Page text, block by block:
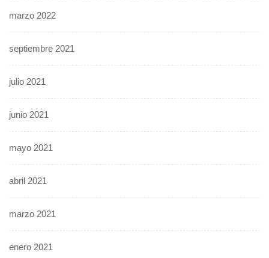
marzo 2022
septiembre 2021
julio 2021
junio 2021
mayo 2021
abril 2021
marzo 2021
enero 2021